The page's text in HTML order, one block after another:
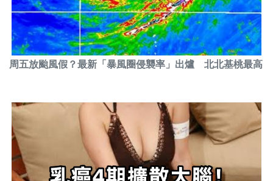
周五放颱風假？最新「暴風圈侵襲率」出爐 北北基桃最高